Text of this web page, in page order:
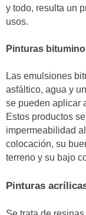
y todo, resulta un
usos.
Pinturas
Las emulsiones
asfáltico, agua y
se pueden aplicar
Estos productos
impermeabilidad
colocación, su
terreno y su bajo
Pinturas